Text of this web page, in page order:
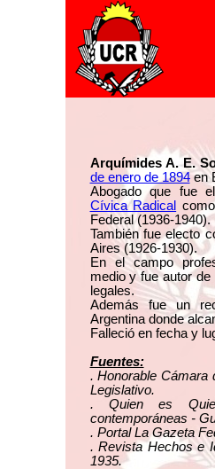
Arquímides A. E.
de enero de 1894en
Abogado que fue
Cívica Radical
Federal (1936-1940).
También fue electo
Aires (1926-1930).
En el campo
medio y fue autor
legales.
Además fue un
Argentina donde
Falleció en fecha y
Fuentes:
. Honorable Cámara
Legislativo.
. Quien es
contemporáneas -
. Portal La Gazeta
. Revista Hechos e
1935.